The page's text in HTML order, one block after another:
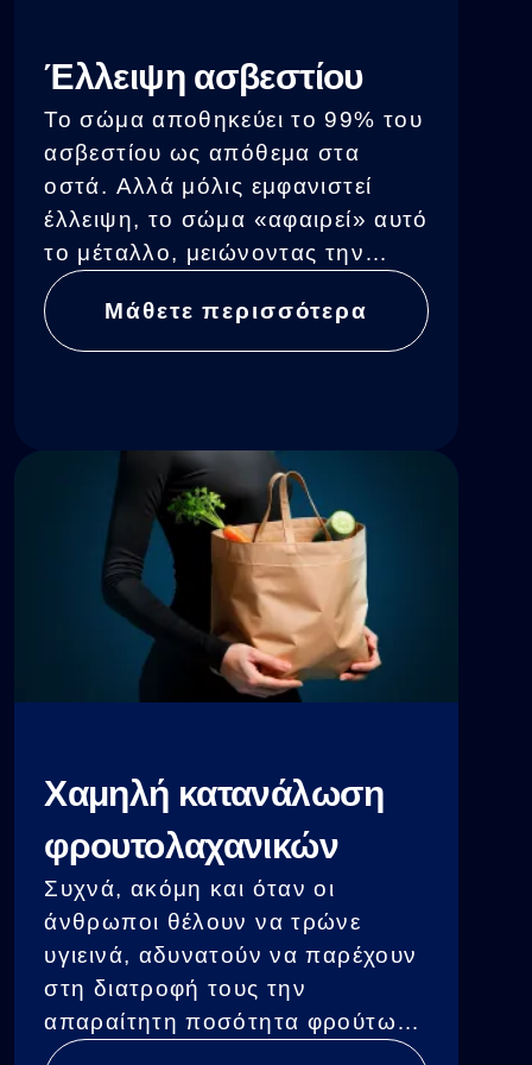
Έλλειψη ασβεστίου
Το σώμα αποθηκεύει το 99% του
ασβεστίου ως απόθεμα στα
οστά. Αλλά μόλις εμφανιστεί
έλλειψη, το σώμα «αφαιρεί» αυτό
το μέταλλο, μειώνοντας την
πυκνότητα του σκελετού - συχνά
χωρίς ορατά συμπτώματα για
δεκαετίες
Μάθετε περισσότερα
Χαμηλή κατανάλωση
φρουτολαχανικών
Συχνά, ακόμη και όταν οι
άνθρωποι θέλουν να τρώνε
υγιεινά, αδυνατούν να παρέχουν
στη διατροφή τους την
απαραίτητη ποσότητα φρούτων
και λαχανικών. Οι λόγοι για αυτό